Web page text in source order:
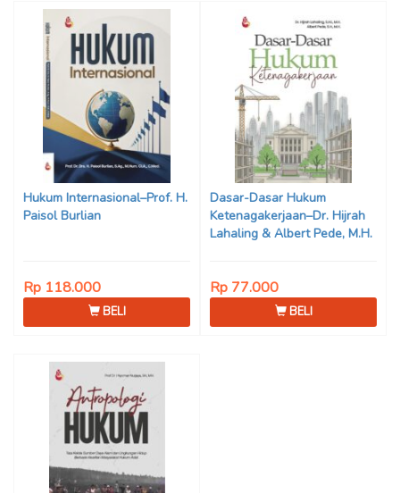
Hukum Internasional–Prof. H.
Paisol Burlian
Rp 118.000
BELI
Dasar-Dasar Hukum
Ketenagakerjaan–Dr. Hijrah
Lahaling & Albert Pede, M.H.
Rp 77.000
BELI